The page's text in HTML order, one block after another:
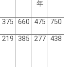
年
375 660 475 750
219 385 277 438